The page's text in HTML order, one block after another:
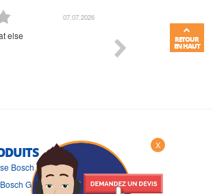
01.07.2026
parfait Très bon suivi et très
Bosch GST 160 CE
GPL 3
X
RETOUR
EN HAUT